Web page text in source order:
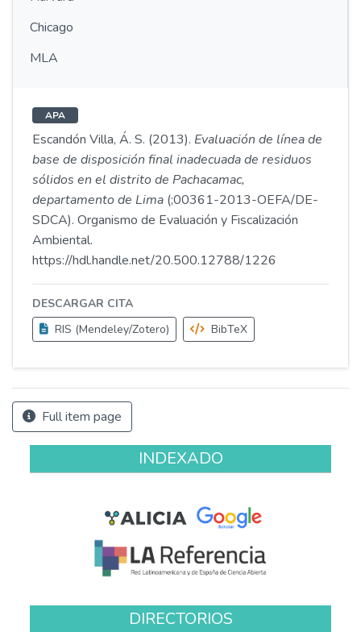
Chicago
MLA
APA
Escandón Villa, Á. S. (2013). Evaluación de línea de
base de disposición final inadecuada de residuos
sólidos en el distrito de Pachacamac,
departamento de Lima (;00361-2013-OEFA/DE-
SDCA). Organismo de Evaluación y Fiscalización
Ambiental.
https://hdl.handle.net/20.500.12788/1226
DESCARGAR CITA
RIS (Mendeley/Zotero)
BibTeX
Full item page
INDEXADO
DIRECTORIOS